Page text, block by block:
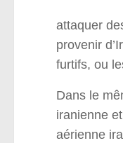
attaquer
provenir
furtifs, ou
Dans le
iranienne
aérienne